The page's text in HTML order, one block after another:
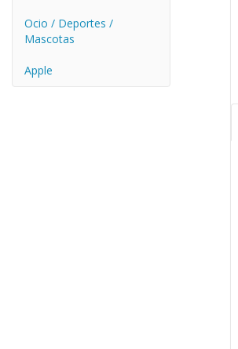
Ocio / Deportes /
Mascotas
Apple